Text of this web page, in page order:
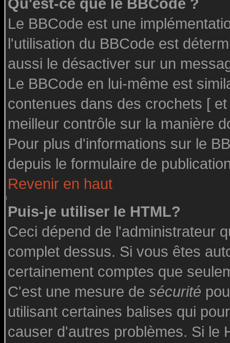
Qu'est-ce que le BBCode ?
Le BBCode est une
l'utilisation du BBCode est
aussi le désactiver sur un
Le BBCode en lui-même est
contenues dans des crochets [
meilleur contrôle sur la manière
Pour plus d'informations sur le
depuis le formulaire de
Revenir en haut
Puis-je utiliser le HTML?
Ceci dépend de l'administrateur
complet dessus. Si vous êtes
certainement comptes que
C'est une mesure de sécurité
utilisant certaines balises qui
causer d'autres problèmes. Si le